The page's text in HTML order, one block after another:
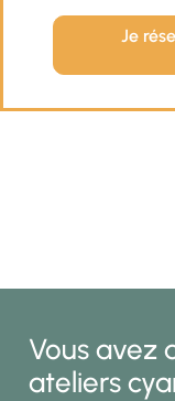
Je
Vous avez
ateliers